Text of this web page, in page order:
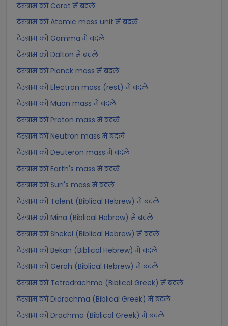
टेरग्राम को Carat में बदलें
टेरग्राम को Atomic mass unit में बदलें
टेरग्राम को Gamma में बदलें
टेरग्राम को Dalton में बदलें
टेरग्राम को Planck mass में बदलें
टेरग्राम को Electron mass (rest) में बदलें
टेरग्राम को Muon mass में बदलें
टेरग्राम को Proton mass में बदलें
टेरग्राम को Neutron mass में बदलें
टेरग्राम को Deuteron mass में बदलें
टेरग्राम को Earth's mass में बदलें
टेरग्राम को Sun's mass में बदलें
टेरग्राम को Talent (Biblical Hebrew) में बदलें
टेरग्राम को Mina (Biblical Hebrew) में बदलें
टेरग्राम को Shekel (Biblical Hebrew) में बदलें
टेरग्राम को Bekan (Biblical Hebrew) में बदलें
टेरग्राम को Gerah (Biblical Hebrew) में बदलें
टेरग्राम को Tetradrachma (Biblical Greek) में बदलें
टेरग्राम को Didrachma (Biblical Greek) में बदलें
टेरग्राम को Drachma (Biblical Greek) में बदलें